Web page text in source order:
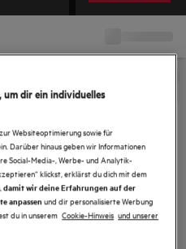
um dir ein individuelles
Websiteoptimierung sowie für
Darüber hinaus geben wir Informationen
Social-Media-, Werbe- und Analytik-
klickst, erklärst du dich mit dem
damit wir deine Erfahrungen auf der
anpassen und dir personalisierte Werbung
du in unserem Cookie-Hinweis und unserer